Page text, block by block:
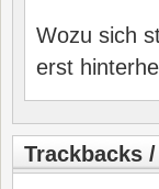
Wozu sich
erst
Trackbacks